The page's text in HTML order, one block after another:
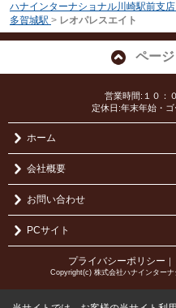
ハナインターナショナル川崎駅前支店
多賀城駅 > レオパレスエイト
ペー
営業時間:１０
定休日:年末年始・
ホーム
会社概要
お問い合わせ
PCサイト
プライバシーポリシー
Copyright(c) 株式会社ハナインター